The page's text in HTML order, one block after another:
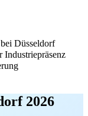
Düsseldorf
Industriepräsenz
2026